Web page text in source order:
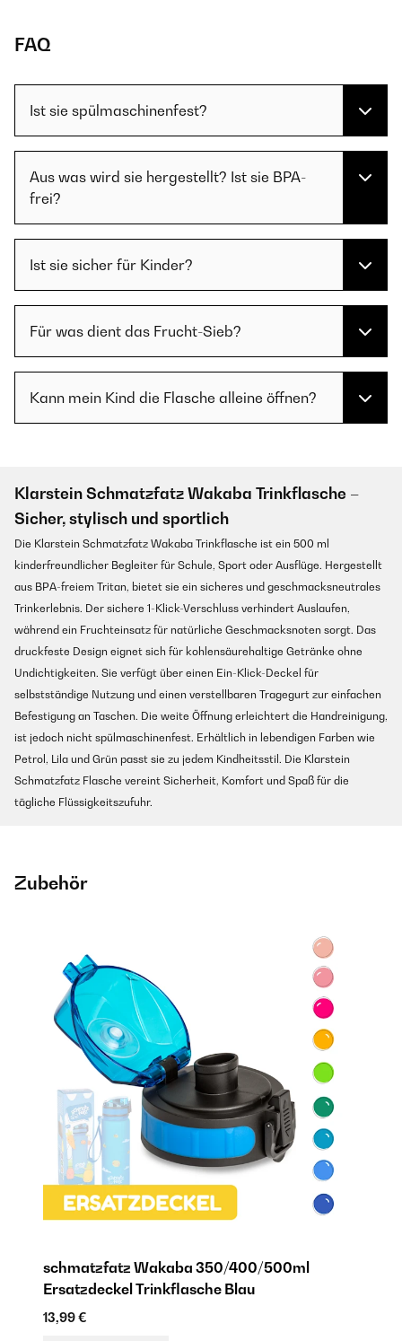
FAQ
Ist sie spülmaschinenfest?
Aus was wird sie hergestellt? Ist sie BPA-
frei?
Ist sie sicher für Kinder?
Für was dient das Frucht-Sieb?
Kann mein Kind die Flasche alleine öffnen?
Klarstein Schmatzfatz Wakaba Trinkflasche –
Sicher, stylisch und sportlich
Die Klarstein Schmatzfatz Wakaba Trinkflasche ist ein 500 ml
kinderfreundlicher Begleiter für Schule, Sport oder Ausflüge. Hergestellt
aus BPA-freiem Tritan, bietet sie ein sicheres und geschmacksneutrales
Trinkerlebnis. Der sichere 1-Klick-Verschluss verhindert Auslaufen,
während ein Fruchteinsatz für natürliche Geschmacksnoten sorgt. Das
druckfeste Design eignet sich für kohlensäurehaltige Getränke ohne
Undichtigkeiten. Sie verfügt über einen Ein-Klick-Deckel für
selbstständige Nutzung und einen verstellbaren Tragegurt zur einfachen
Befestigung an Taschen. Die weite Öffnung erleichtert die Handreinigung,
ist jedoch nicht spülmaschinenfest. Erhältlich in lebendigen Farben wie
Petrol, Lila und Grün passt sie zu jedem Kindheitsstil. Die Klarstein
Schmatzfatz Flasche vereint Sicherheit, Komfort und Spaß für die
tägliche Flüssigkeitszufuhr.
Zubehör
schmatzfatz Wakaba 350/400/500ml
Ersatzdeckel Trinkflasche Blau
13,99 €